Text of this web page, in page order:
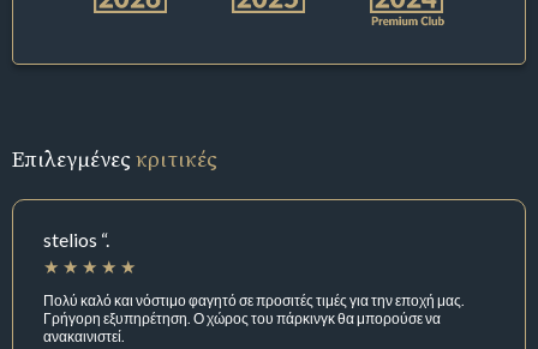
Επιλεγμένεςκριτικές
stelios “.
Πολύ καλό και νόστιμο φαγητό σε προσιτές τιμές για την εποχή μας.
Γρήγορη εξυπηρέτηση. Ο χώρος του πάρκινγκ θα μπορούσε να
ανακαινιστεί.